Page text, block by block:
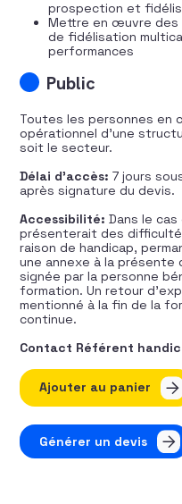
prospection et
Mettre en œuvre des
de fidélisation
performances
Public
Toutes les personnes en
opérationnel d’une
soit le secteur.
Délai d’accès: 7 jours
après signature du devis.
Accessibilité: Dans le
présenterait des
raison de handicap,
une annexe à la
signée par la personne
formation. Un retour
mentionné à la fin de la
continue.
Contact Référent
quantité de Le
Ajouter au panier
Générer un devis